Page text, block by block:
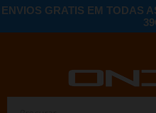
ENVIOS GRATIS EM TODAS